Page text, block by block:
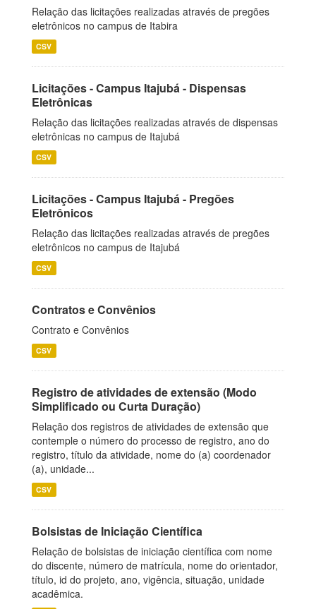
Relação das licitações realizadas através de pregões
eletrônicos no campus de Itabira
CSV
Licitações - Campus Itajubá - Dispensas
Eletrônicas
Relação das licitações realizadas através de dispensas
eletrônicas no campus de Itajubá
CSV
Licitações - Campus Itajubá - Pregões
Eletrônicos
Relação das licitações realizadas através de pregões
eletrônicos no campus de Itajubá
CSV
Contratos e Convênios
Contrato e Convênios
CSV
Registro de atividades de extensão (Modo
Simplificado ou Curta Duração)
Relação dos registros de atividades de extensão que
contemple o número do processo de registro, ano do
registro, título da atividade, nome do (a) coordenador
(a), unidade...
CSV
Bolsistas de Iniciação Científica
Relação de bolsistas de iniciação científica com nome
do discente, número de matrícula, nome do orientador,
título, id do projeto, ano, vigência, situação, unidade
acadêmica.